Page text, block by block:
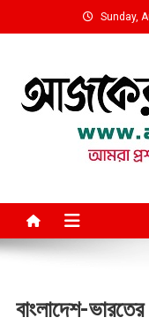
to
Sunday,
বাংলাদেশ-